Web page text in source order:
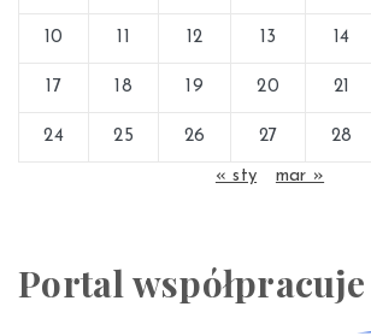
10 11 12 13 14
17 18 19 20 21
24 25 26 27 28
« sty mar »
Portal współpracuje